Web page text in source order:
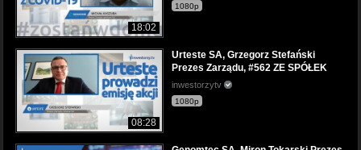
18:02
1080p
08:28
Urteste SA, Grzegorz Stefański
Prezes Zarządu, #562 ZE SPÓŁEK
inwestorzytv
1080p